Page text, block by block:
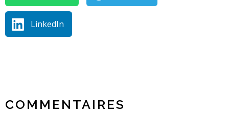
LinkedIn
COMMENTAIRES